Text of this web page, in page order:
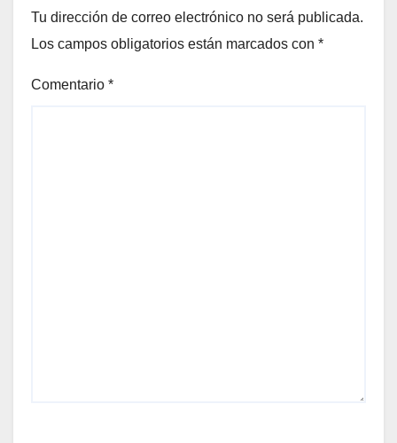
Tu dirección de correo electrónico no será publicada.
Los campos obligatorios están marcados con *
Comentario *